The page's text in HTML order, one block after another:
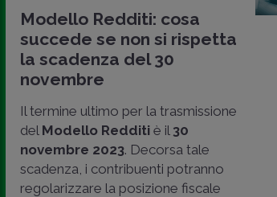
Modello Redditi: cosa
succede se non si rispetta
la scadenza del 30
novembre
Il termine ultimo per la trasmissione
del Modello Redditi è il 30
novembre 2023. Decorsa tale
scadenza, i contribuenti potranno
regolarizzare la posizione fiscale